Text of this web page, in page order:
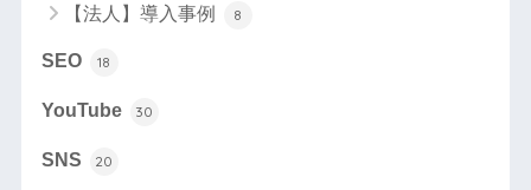
【法人】導入事例 8
SEO 18
YouTube 30
SNS 20